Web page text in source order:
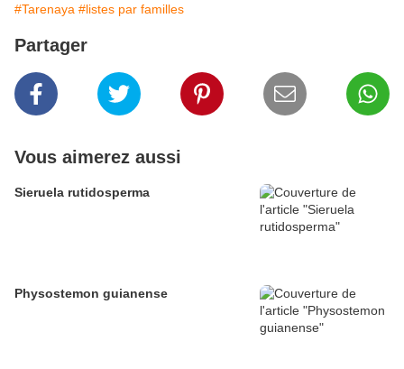
#Tarenaya #listes par familles
Partager
Vous aimerez aussi
Sieruela rutidosperma
Physostemon guianense